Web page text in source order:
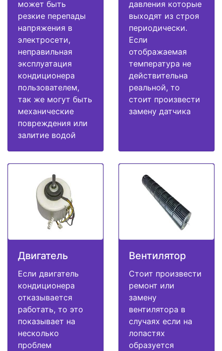
может быть
резкие перепады
напряжения в
электросети,
неправильная
эксплуатация
кондиционера
пользователем,
так же могут быть
механические
повреждения или
залитие водой
давления которые
выходят из строя
периодически.
Если
отображаемая
температура не
действительна
реальной, то
стоит произвести
замену датчика
Двигатель
Если двигатель
кондиционера
отказывается
работать, то это
показывает на
несколько
проблем
Вентилятор
Стоит произвести
ремонт или
замену
вентилятора в
случаях если на
лопастях
образуется